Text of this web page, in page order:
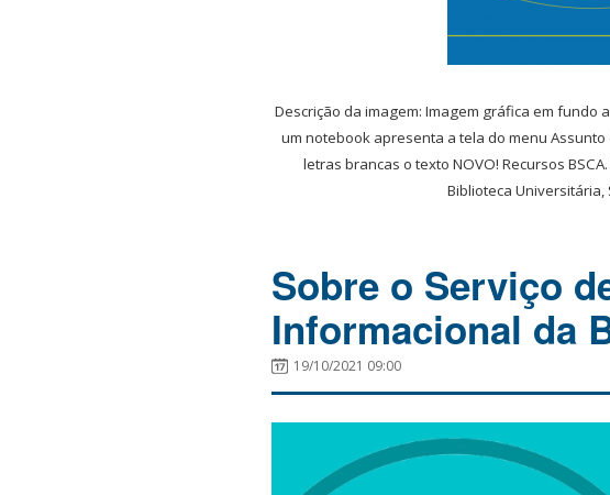
Descrição da imagem: Imagem gráfica em fundo
um notebook apresenta a tela do menu
letras brancas o texto NOVO! Recursos
Biblioteca Universitária,
Sobre o Serviço
Informacional da
19/10/2021 09:00